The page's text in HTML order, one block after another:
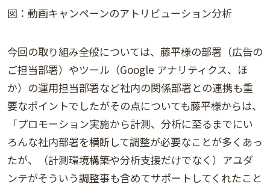
図：動画キャンペーンのアトリビューション分析
今回の取り組み全般については、藤平様の部署（広告の
ご担当部署）やツール（Google アナリティクス、ほ
か）の運用担当部署など社内の関係部署との連携も重
要なポイントでしたがその点についても藤平様からは、
「プロモーション実施から計測、分析に至るまでにい
ろんな社内部署を横断して調整が必要なことが多くあっ
たが、（計測環境構築や分析支援だけでなく）アユダ
ンテがそういう調整事も含めてサポートしてくれたこと